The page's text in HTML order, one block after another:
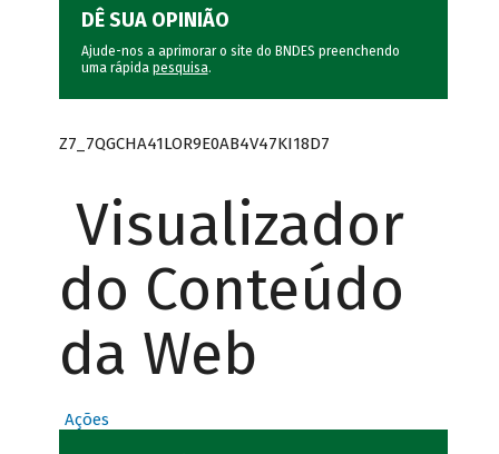
DÊ SUA OPINIÃO
Ajude-nos a aprimorar o site do BNDES preenchendo
uma rápida pesquisa.
Z7_7QGCHA41LOR9E0AB4V47KI18D7
Visualizador
do Conteúdo
da Web
Ações